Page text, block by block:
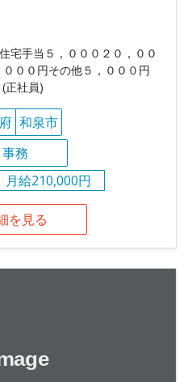
宅手当５，０００２０，００
００円その他５，０００円
正社員)
和泉市
事務
月給210,000円
を見る